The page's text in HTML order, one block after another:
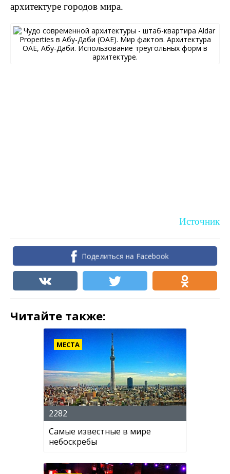
архитектуре городов мира.
Источник
Поделиться на Facebook
Читайте также:
МЕСТА
2282
Самые известные в мире
небоскребы